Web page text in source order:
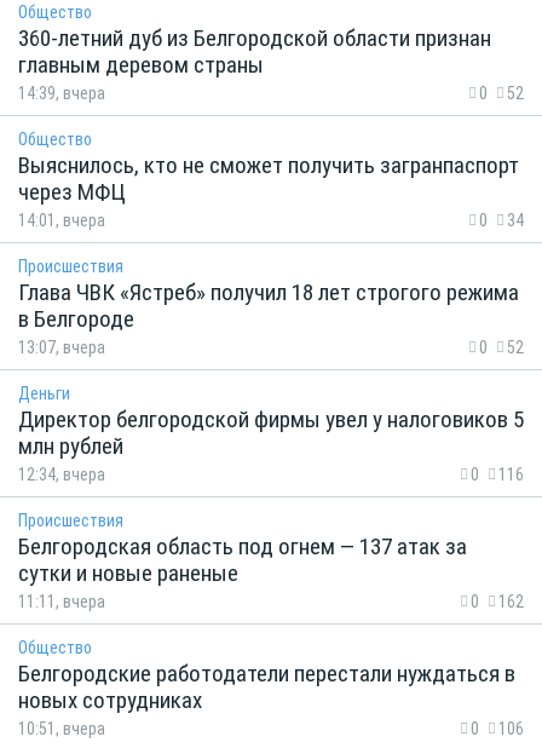
Общество
360-летний дуб из Белгородской области признан
главным деревом страны
14:39, вчера 0 52
Общество
Выяснилось, кто не сможет получить загранпаспорт
через МФЦ
14:01, вчера 0 34
Происшествия
Глава ЧВК «Ястреб» получил 18 лет строгого режима
в Белгороде
13:07, вчера 0 52
Деньги
Директор белгородской фирмы увел у налоговиков 5
млн рублей
12:34, вчера 0 116
Происшествия
Белгородская область под огнем — 137 атак за
сутки и новые раненые
11:11, вчера 0 162
Общество
Белгородские работодатели перестали нуждаться в
новых сотрудниках
10:51, вчера 0 106